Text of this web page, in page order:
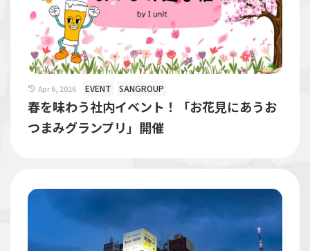
Apr 6, 2026 EVENT SANGROUP
春を味わう社内イベント！「お花見にあうお
つまみグランプリ」開催